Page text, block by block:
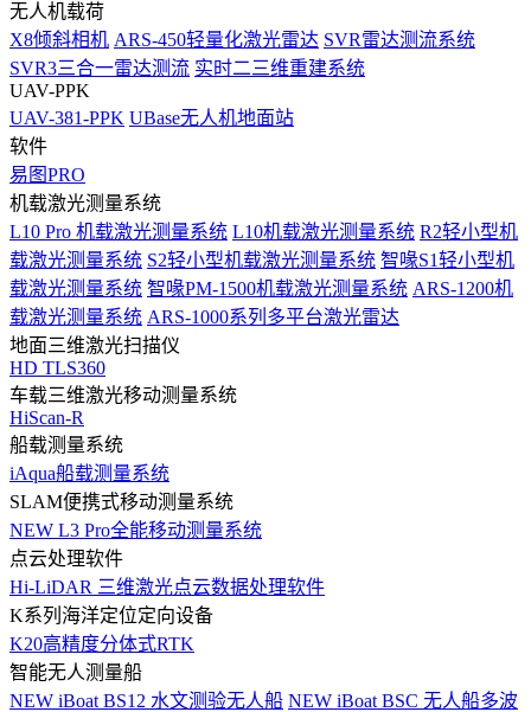
无人机载荷
X8倾斜相机 ARS-450轻量化激光雷达 SVR雷达测流系统
SVR3三合一雷达测流 实时二三维重建系统
UAV-PPK
UAV-381-PPK UBase无人机地面站
软件
易图PRO
机载激光测量系统
L10 Pro 机载激光测量系统 L10机载激光测量系统 R2轻小型机
载激光测量系统 S2轻小型机载激光测量系统 智喙S1轻小型机
载激光测量系统 智喙PM-1500机载激光测量系统 ARS-1200机
载激光测量系统 ARS-1000系列多平台激光雷达
地面三维激光扫描仪
HD TLS360
车载三维激光移动测量系统
HiScan-R
船载测量系统
iAqua船载测量系统
SLAM便携式移动测量系统
NEW L3 Pro全能移动测量系统
点云处理软件
Hi-LiDAR 三维激光点云数据处理软件
K系列海洋定位定向设备
K20高精度分体式RTK
智能无人测量船
NEW iBoat BS12 水文测验无人船 NEW iBoat BSC 无人船多波